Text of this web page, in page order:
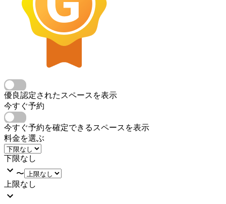
優良認定されたスペースを表示
今すぐ予約
今すぐ予約を確定できるスペースを表示
料金を選ぶ
下限なし
〜
上限なし